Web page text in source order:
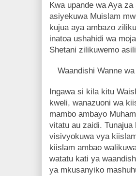
Kwa upande wa Aya
asiyekuwa Muislam
kujua aya ambazo
inatoa ushahidi wa
Shetani zilikuwemo
Waandishi Wanne
Ingawa si kila kitu
kweli, wanazuoni wa
mambo ambayo
vitatu au zaidi.
visivyokuwa vya
kiislam ambao
watatu kati ya
ya mkusanyiko